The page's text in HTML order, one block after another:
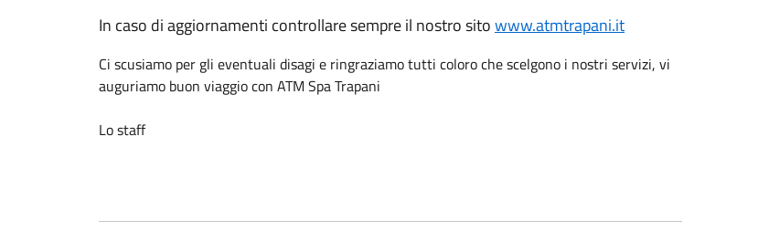
In caso di aggiornamenti controllare sempre il nostro sitowww.atmtrapani.it
Ci scusiamo per gli eventuali disagi e ringraziamo tutti coloro che scelgono i nostri servizi, vi
auguriamo buon viaggio con ATM Spa Trapani
Lo staff